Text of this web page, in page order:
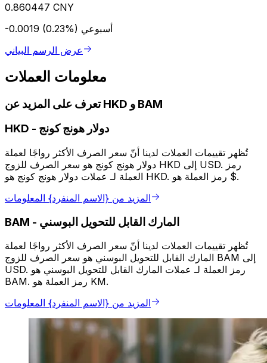
0.860447 CNY
-0.0019 (0.23%) أسبوعي
عرض الرسم البياني
معلومات العملات
تعرف على المزيد عن HKD و BAM
HKD - دولار هونج كونج
تُظهر تقييمات العملات لدينا أنّ سعر الصرف الأكثر رواجًا لعملة
دولار هونج كونج هو سعر الصرف للزوج HKD إلى USD. رمز
العملة لـ عملات دولار هونج كونج هو HKD. رمز العملة هو $.
المزيد من {الاسم المنفرد} المعلومات
BAM - المارك القابل للتحويل البوسني
تُظهر تقييمات العملات لدينا أنّ سعر الصرف الأكثر رواجًا لعملة
المارك القابل للتحويل البوسني هو سعر الصرف للزوج BAM إلى
USD. رمز العملة لـ عملات المارك القابل للتحويل البوسني هو
BAM. رمز العملة هو KM.
المزيد من {الاسم المنفرد} المعلومات